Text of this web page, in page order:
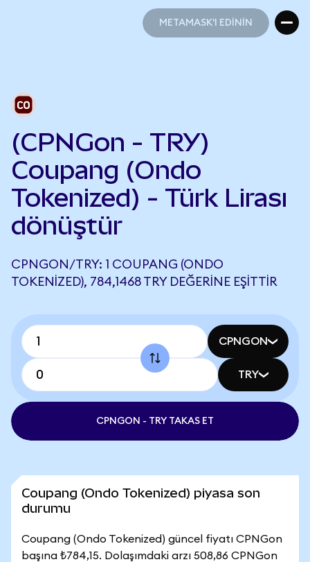
METAMASK'I EDİNİN
(CPNGon - TRY)
Coupang (Ondo
Tokenized) - Türk Lirası
dönüştür
CPNGON/TRY: 1 COUPANG (ONDO
TOKENIZED), 784,1468 TRY DEĞERINE EŞITTIR
CPNGON
TRY
CPNGON - TRY TAKAS ET
Coupang (Ondo Tokenized) piyasa son
durumu
Coupang (Ondo Tokenized) güncel fiyatı CPNGon
başına ₺784,15. Dolaşımdaki arzı 508,86 CPNGon